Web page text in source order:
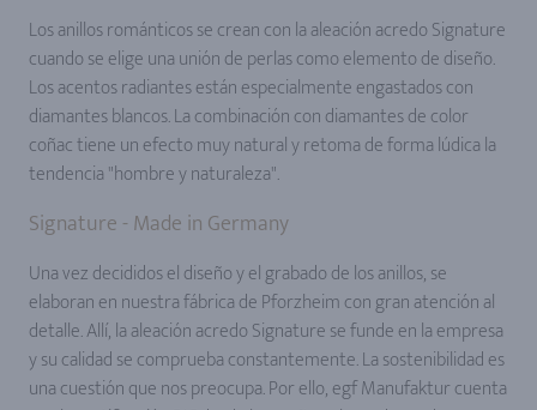
Los anillos románticos se crean con la aleación acredo Signature
cuando se elige una unión de perlas como elemento de diseño.
Los acentos radiantes están especialmente engastados con
diamantes blancos. La combinación con diamantes de color
coñac tiene un efecto muy natural y retoma de forma lúdica la
tendencia "hombre y naturaleza".
Signature - Made in Germany
Una vez decididos el diseño y el grabado de los anillos, se
elaboran en nuestra fábrica de Pforzheim con gran atención al
detalle. Allí, la aleación acredo Signature se funde en la empresa
y su calidad se comprueba constantemente. La sostenibilidad es
una cuestión que nos preocupa. Por ello, egf Manufaktur cuenta